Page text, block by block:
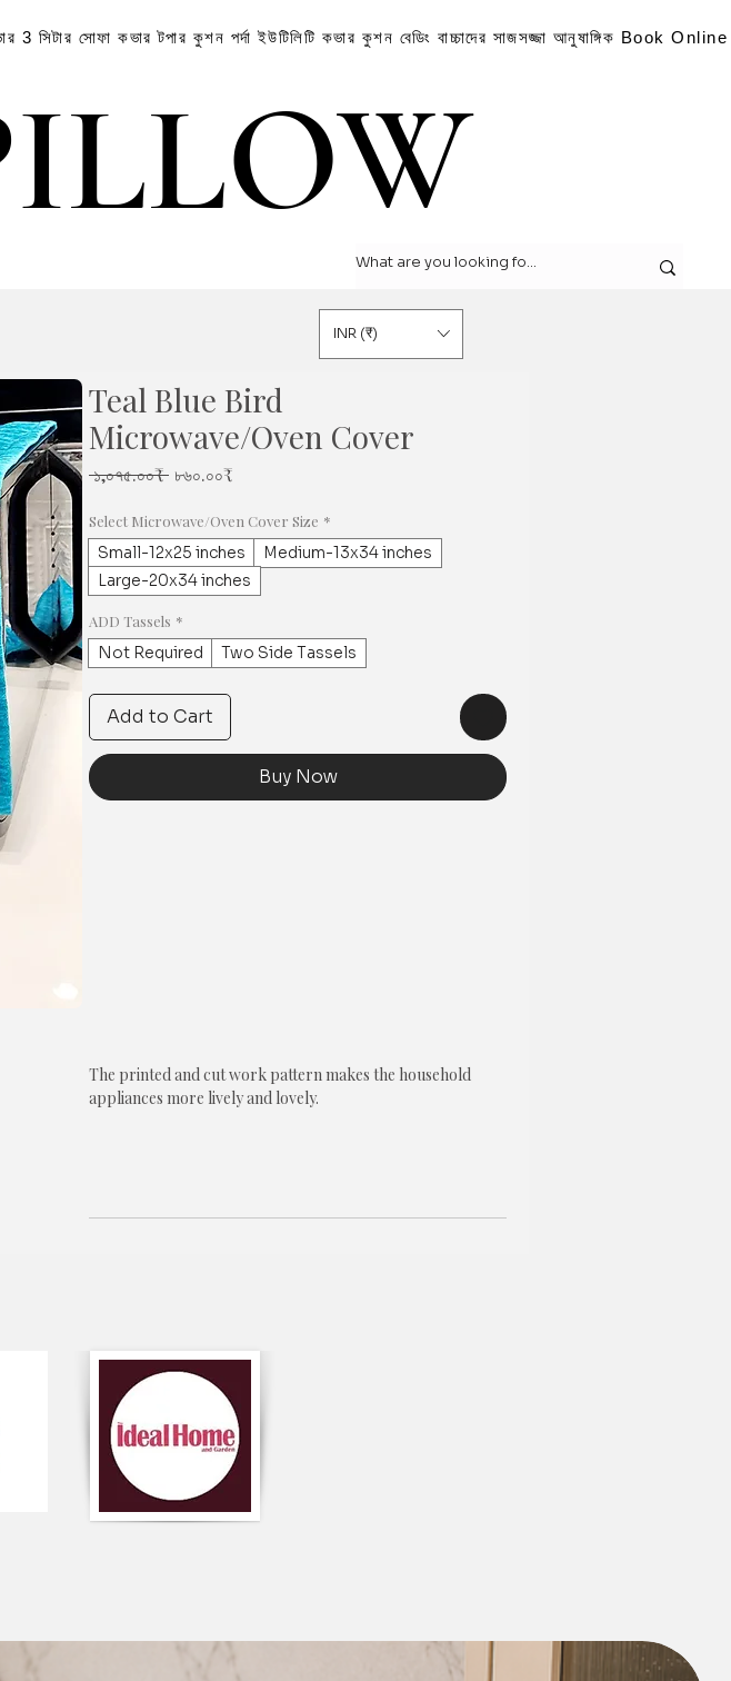
3 সিটার সোফা কভার টপার কুশন পর্দা ইউটিলিটি কভার কুশন বেডিং বাচ্চাদের সাজসজ্জা আনুষাঙ্গিক Book Online
INR (₹)
Teal Blue Bird
Microwave/Oven Cover
১,০৭৫.০০₹ Regular
৮৬০.০০₹
Select Microwave/Oven Cover Size *
Small-12x25 inches
Medium-13x34 inches
Large-20x34 inches
ADD Tassels *
Not Required Two Side Tassels
Add to Cart
Buy Now
The printed and cut work pattern makes the household
appliances more lively and lovely.
cover is made of high-quality fabric, does not fade, does